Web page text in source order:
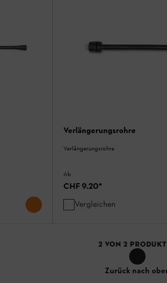
Verlängerungsrohre
Verlängerungsrohre
Ab
CHF 9.20*
Vergleichen
2 VON 2
Zurück nach